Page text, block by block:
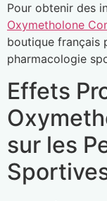
Pour obtenir des
Oxymetholone
boutique français
pharmacologie
Effets
sur les